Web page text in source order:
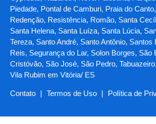
Piedade, Pontal de Camburi, Praia do
Redenção, Resistência, Romão, Santa
Santa Helena, Santa Luíza, Santa Lúcia,
Tereza, Santo André, Santo Antônio, Santos
Reis, Segurança do Lar, Solon Borges, São
Cristóvão, São José, São Pedro,
Vila Rubim em Vitória/ ES
Contato | Termos de Uso | Política de